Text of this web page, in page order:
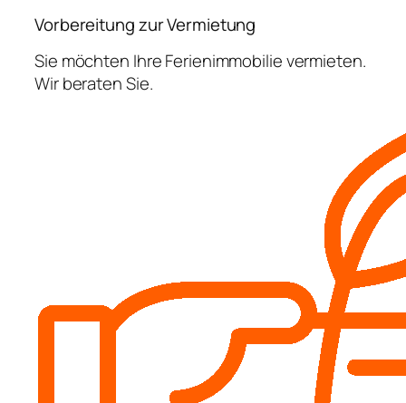
Vorbereitung zur Vermietung
Sie möchten Ihre Ferienimmobilie vermieten.
Wir beraten Sie.